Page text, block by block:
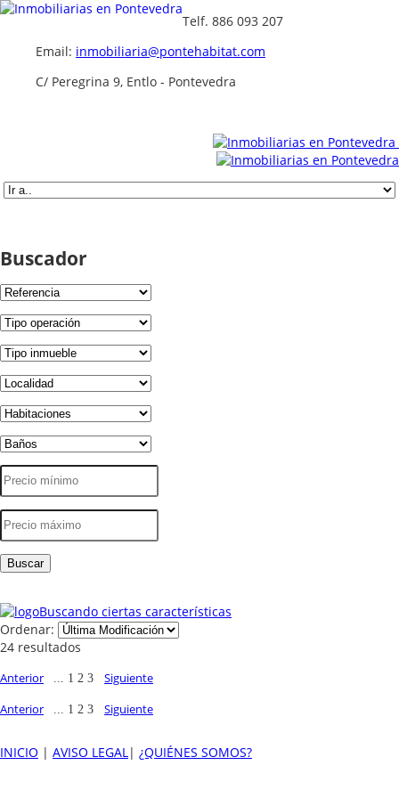
Telf. 886 093 207
Email: inmobiliaria@pontehabitat.com
C/ Peregrina 9, Entlo - Pontevedra
Buscador
Buscando ciertas características
Ordenar:
24 resultados
Anterior 1 2 3
Siguiente
Anterior
1 2 3 Siguiente
INICIO | AVISO LEGAL| ¿QUIÉNES SOMOS?